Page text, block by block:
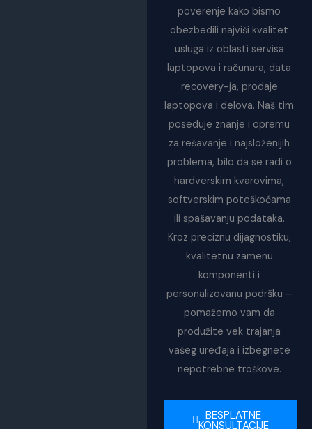
poverenje kako bismo
obezbedili najviši kvalitet
usluga iz oblasti servisa
laptopova i računara, data
recovery-ja, prodaje
laptopova i delova. Naš tim
poseduje znanje i opremu
za rešavanje i najsloženijih
problema, bilo da se radi o
hardverskim kvarovima,
softverskim poteškoćama
ili spašavanju podataka.
Kroz preciznu dijagnostiku,
kvalitetnu zamenu
komponenti i
personalizovanu podršku –
pomažemo vam da
produžite vek trajanja
vašeg uređaja i izbegnete
nepotrebne troškove.
BESPLATNE
KONSULTACIJE